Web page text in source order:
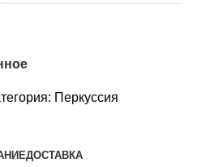
Перкуссия
ДОСТАВКА